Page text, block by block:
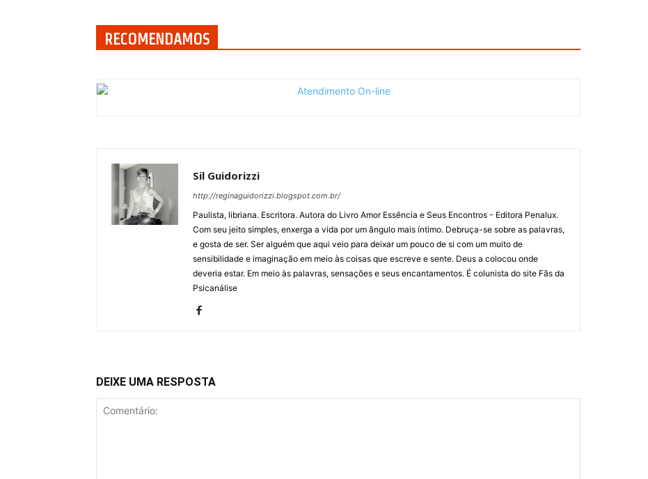
RECOMENDAMOS
Sil Guidorizzi
http://reginaguidorizzi.blogspot.com.br/
Paulista, libriana. Escritora. Autora do Livro Amor Essência e Seus Encontros - Editora Penalux.
Com seu jeito simples, enxerga a vida por um ângulo mais íntimo. Debruça-se sobre as palavras,
e gosta de ser. Ser alguém que aqui veio para deixar um pouco de si com um muito de
sensibilidade e imaginação em meio às coisas que escreve e sente. Deus a colocou onde
deveria estar. Em meio às palavras, sensações e seus encantamentos. É colunista do site Fãs da
Psicanálise
DEIXE UMA RESPOSTA